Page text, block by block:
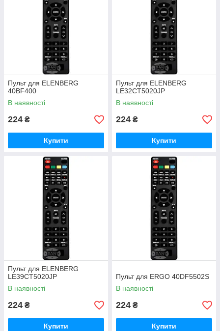
Пульт для ELENBERG
40BF400
В наявності
224 ₴
Купити
Пульт для ELENBERG
LE32CT5020JP
В наявності
224 ₴
Купити
Пульт для ELENBERG
LE39CT5020JP
В наявності
224 ₴
Купити
Пульт для ERGO 40DF5502S
В наявності
224 ₴
Купити